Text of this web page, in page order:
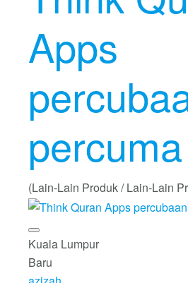
Apps
percuma
(Lain-Lain Produk / Lain-Lain
Kuala Lumpur
Baru